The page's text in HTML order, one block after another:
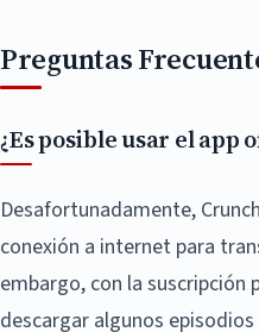
Preguntas
¿Es posible usar el app
Desafortunadamente,
conexión a internet para
embargo, con la suscripción
descargar algunos